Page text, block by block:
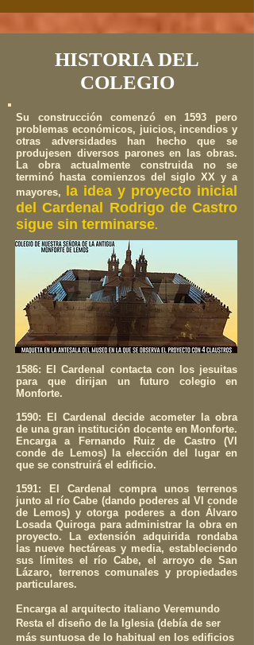
HISTORIA DEL
COLEGIO
Su construcción comenzó en 1593 pero
problemas económicos, juicios, incendios y
otras adversidades han hecho que se
produjesen diversos parones en las obras.
La obra actualmente construida no se
terminó hasta comienzos del siglo XX y a
mayores,
la idea y proyecto inicial
del Cardenal Rodrigo de Castro
sigue sin terminarse.
1586: El Cardenal contacta con los jesuitas
para que dirijan un futuro colegio en
Monforte.
1590: El Cardenal decide acometer la obra
de una gran institución docente en Monforte.
Encarga a Fernando Ruiz de Castro (VI
conde de Lemos) la elección del lugar en
que se construirá el edificio.
1591: El Cardenal compra unos terrenos
junto al río Cabe (dando poderes al VI conde
de Lemos) y otorga poderes a don Álvaro
Losada Quiroga para administrar la obra en
proyecto. La extensión adquirida rondaba
las nueve hectáreas y media, estableciendo
sus límites el río Cabe, el arroyo de San
Lázaro, terrenos comunales y propiedades
particulares.
Encarga al arquitecto italiano Veremundo
Resta el diseño de la Iglesia (debía de ser
más suntuosa de lo habitual en los edificios